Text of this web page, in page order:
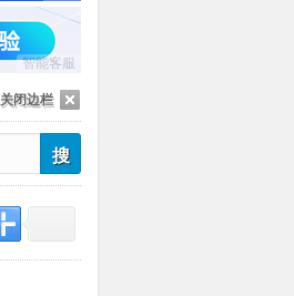
智能客服
关闭边栏